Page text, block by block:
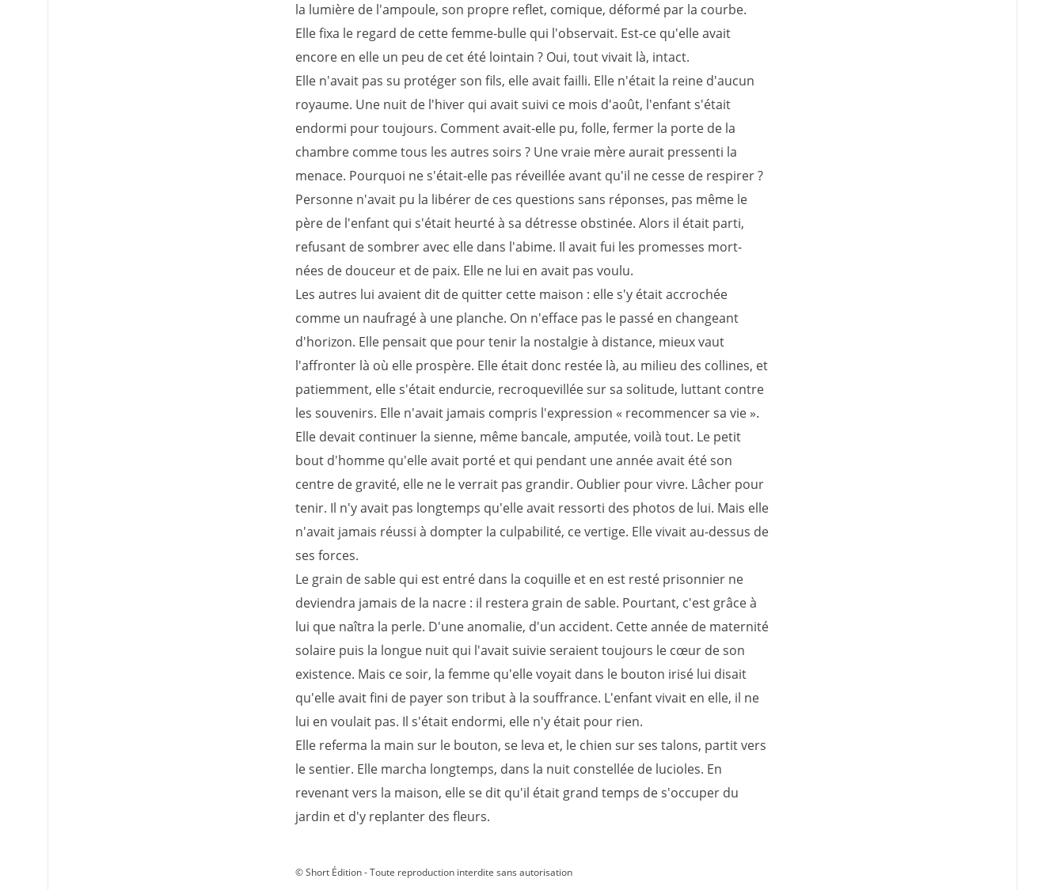
la lumière de l'ampoule, son propre reflet, comique, déformé par la courbe.
Elle fixa le regard de cette femme-bulle qui l'observait. Est-ce qu'elle avait
encore en elle un peu de cet été lointain ? Oui, tout vivait là, intact.
Elle n'avait pas su protéger son fils, elle avait failli. Elle n'était la reine d'aucun
royaume. Une nuit de l'hiver qui avait suivi ce mois d'août, l'enfant s'était
endormi pour toujours. Comment avait-elle pu, folle, fermer la porte de la
chambre comme tous les autres soirs ? Une vraie mère aurait pressenti la
menace. Pourquoi ne s'était-elle pas réveillée avant qu'il ne cesse de respirer ?
Personne n'avait pu la libérer de ces questions sans réponses, pas même le
père de l'enfant qui s'était heurté à sa détresse obstinée. Alors il était parti,
refusant de sombrer avec elle dans l'abime. Il avait fui les promesses mort-
nées de douceur et de paix. Elle ne lui en avait pas voulu.
Les autres lui avaient dit de quitter cette maison : elle s'y était accrochée
comme un naufragé à une planche. On n'efface pas le passé en changeant
d'horizon. Elle pensait que pour tenir la nostalgie à distance, mieux vaut
l'affronter là où elle prospère. Elle était donc restée là, au milieu des collines, et
patiemment, elle s'était endurcie, recroquevillée sur sa solitude, luttant contre
les souvenirs. Elle n'avait jamais compris l'expression « recommencer sa vie ».
Elle devait continuer la sienne, même bancale, amputée, voilà tout. Le petit
bout d'homme qu'elle avait porté et qui pendant une année avait été son
centre de gravité, elle ne le verrait pas grandir. Oublier pour vivre. Lâcher pour
tenir. Il n'y avait pas longtemps qu'elle avait ressorti des photos de lui. Mais elle
n'avait jamais réussi à dompter la culpabilité, ce vertige. Elle vivait au-dessus de
ses forces.
Le grain de sable qui est entré dans la coquille et en est resté prisonnier ne
deviendra jamais de la nacre : il restera grain de sable. Pourtant, c'est grâce à
lui que naîtra la perle. D'une anomalie, d'un accident. Cette année de maternité
solaire puis la longue nuit qui l'avait suivie seraient toujours le cœur de son
existence. Mais ce soir, la femme qu'elle voyait dans le bouton irisé lui disait
qu'elle avait fini de payer son tribut à la souffrance. L'enfant vivait en elle, il ne
lui en voulait pas. Il s'était endormi, elle n'y était pour rien.
Elle referma la main sur le bouton, se leva et, le chien sur ses talons, partit vers
le sentier. Elle marcha longtemps, dans la nuit constellée de lucioles. En
revenant vers la maison, elle se dit qu'il était grand temps de s'occuper du
jardin et d'y replanter des fleurs.
© Short Édition - Toute reproduction interdite sans autorisation